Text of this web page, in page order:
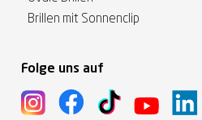
Brillen mit Sonnenclip
Folge uns auf